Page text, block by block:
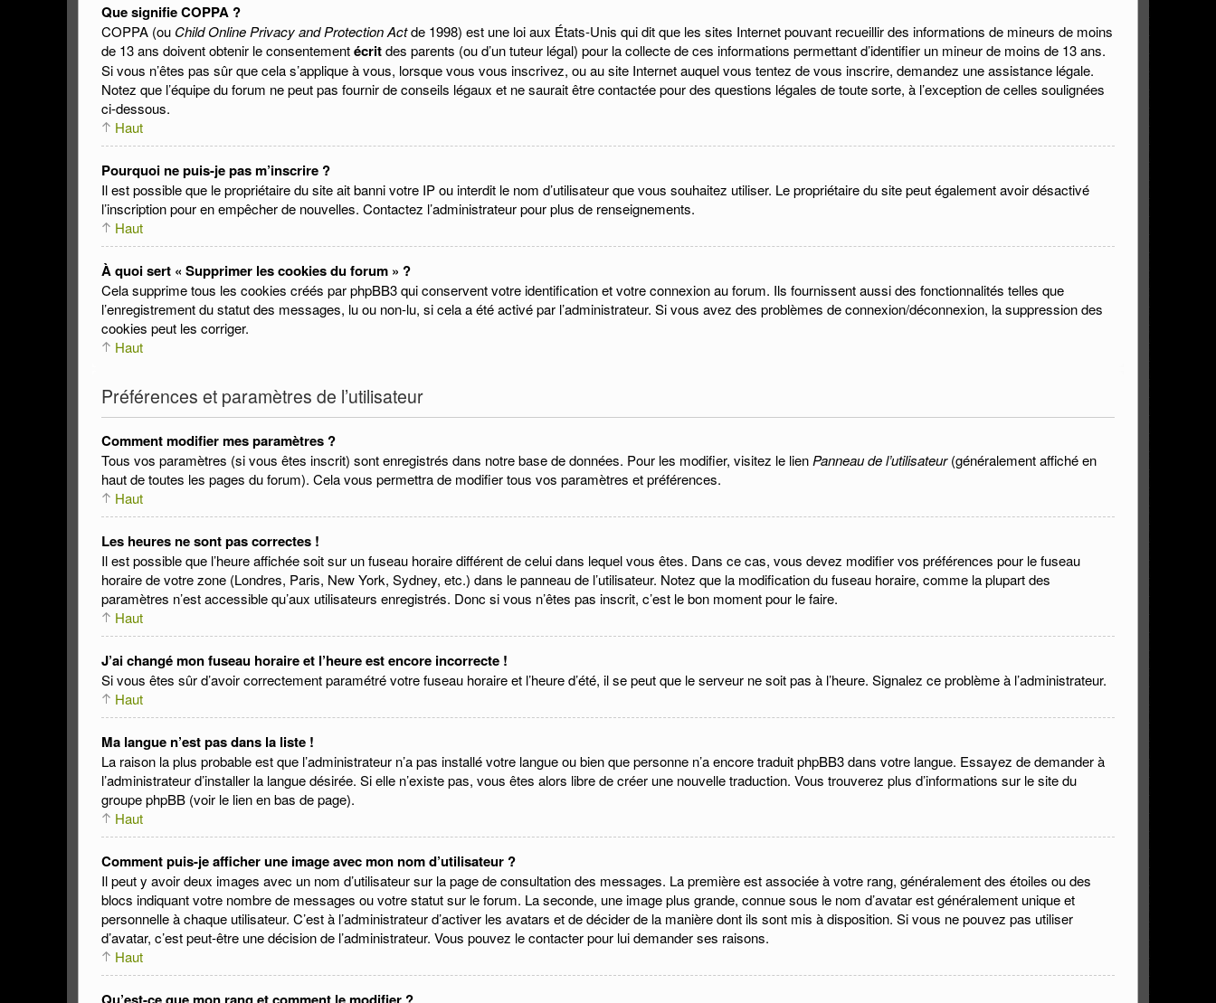
Que signifie COPPA ?
COPPA (ou Child Online Privacy and Protection Actde 1998) est une loi aux États-Unis qui dit que les sites Internet pouvant recueillir des informations de mineurs de moins
de 13 ans doivent obtenir le consentementécritdes parents (ou d’un tuteur légal) pour la collecte de ces informations permettant d’identifier un mineur de moins de 13 ans.
Si vous n’êtes pas sûr que cela s’applique à vous, lorsque vous vous inscrivez, ou au site Internet auquel vous tentez de vous inscrire, demandez une assistance légale.
Notez que l’équipe du forum ne peut pas fournir de conseils légaux et ne saurait être contactée pour des questions légales de toute sorte, à l’exception de celles soulignées
ci-dessous.
Haut
Pourquoi ne puis-je pas m’inscrire ?
Il est possible que le propriétaire du site ait banni votre IP ou interdit le nom d’utilisateur que vous souhaitez utiliser. Le propriétaire du site peut également avoir désactivé
l’inscription pour en empêcher de nouvelles. Contactez l’administrateur pour plus de renseignements.
Haut
À quoi sert « Supprimer les cookies du forum » ?
Cela supprime tous les cookies créés par phpBB3 qui conservent votre identification et votre connexion au forum. Ils fournissent aussi des fonctionnalités telles que
l’enregistrement du statut des messages, lu ou non-lu, si cela a été activé par l’administrateur. Si vous avez des problèmes de connexion/déconnexion, la suppression des
cookies peut les corriger.
Haut
Préférences et paramètres de l’utilisateur
Comment modifier mes paramètres ?
Tous vos paramètres (si vous êtes inscrit) sont enregistrés dans notre base de données. Pour les modifier, visitez le lien Panneau de l’utilisateur(généralement affiché en
haut de toutes les pages du forum). Cela vous permettra de modifier tous vos paramètres et préférences.
Haut
Les heures ne sont pas correctes !
Il est possible que l’heure affichée soit sur un fuseau horaire différent de celui dans lequel vous êtes. Dans ce cas, vous devez modifier vos préférences pour le fuseau
horaire de votre zone (Londres, Paris, New York, Sydney, etc.) dans le panneau de l’utilisateur. Notez que la modification du fuseau horaire, comme la plupart des
paramètres n’est accessible qu’aux utilisateurs enregistrés. Donc si vous n’êtes pas inscrit, c’est le bon moment pour le faire.
Haut
J’ai changé mon fuseau horaire et l’heure est encore incorrecte !
Si vous êtes sûr d’avoir correctement paramétré votre fuseau horaire et l’heure d’été, il se peut que le serveur ne soit pas à l’heure. Signalez ce problème à l’administrateur.
Haut
Ma langue n’est pas dans la liste !
La raison la plus probable est que l’administrateur n’a pas installé votre langue ou bien que personne n’a encore traduit phpBB3 dans votre langue. Essayez de demander à
l’administrateur d’installer la langue désirée. Si elle n’existe pas, vous êtes alors libre de créer une nouvelle traduction. Vous trouverez plus d’informations sur le site du
groupe phpBB (voir le lien en bas de page).
Haut
Comment puis-je afficher une image avec mon nom d’utilisateur ?
Il peut y avoir deux images avec un nom d’utilisateur sur la page de consultation des messages. La première est associée à votre rang, généralement des étoiles ou des
blocs indiquant votre nombre de messages ou votre statut sur le forum. La seconde, une image plus grande, connue sous le nom d’avatar est généralement unique et
personnelle à chaque utilisateur. C’est à l’administrateur d’activer les avatars et de décider de la manière dont ils sont mis à disposition. Si vous ne pouvez pas utiliser
d’avatar, c’est peut-être une décision de l’administrateur. Vous pouvez le contacter pour lui demander ses raisons.
Haut
Qu’est-ce que mon rang et comment le modifier ?